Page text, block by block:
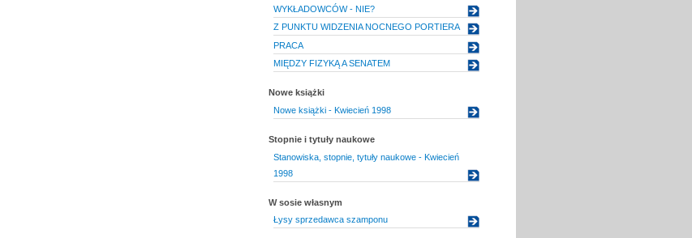
WYKŁADOWCÓW - NIE?
Z PUNKTU WIDZENIA NOCNEGO PORTIERA
PRACA
MIĘDZY FIZYKĄ A SENATEM
Nowe książki
Nowe książki - Kwiecień 1998
Stopnie i tytuły naukowe
Stanowiska, stopnie, tytuły naukowe - Kwiecień
1998
W sosie własnym
Łysy sprzedawca szamponu